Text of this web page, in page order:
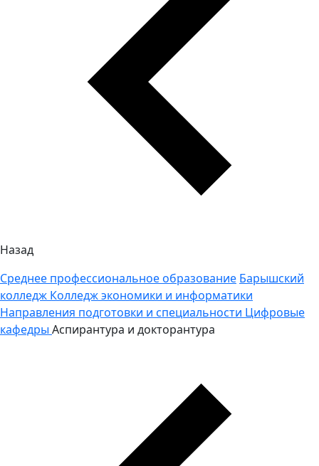
Назад
Среднее профессиональное образование Барышский
колледж Колледж экономики и информатики
Направления подготовки и специальности Цифровые
кафедры Аспирантура и докторантура